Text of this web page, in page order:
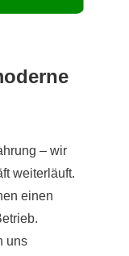
– wir
weiterläuft.
einen
uns